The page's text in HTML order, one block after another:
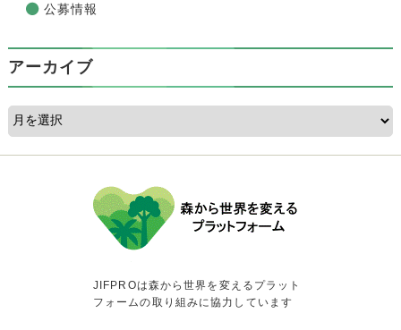
公募情報
アーカイブ
JIFPROは森から世界を変えるプラット
フォームの取り組みに協力しています